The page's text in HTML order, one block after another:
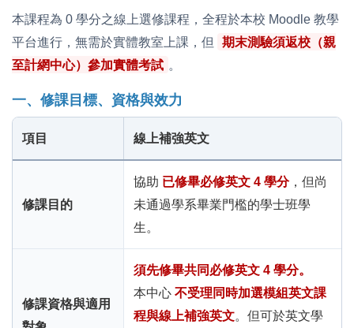
常見問題
本課程為 0 學分之線上選修課程，全程於本校 Moodle 教學
平台進行，無需於實體教室上課，但
期末測驗須返校（親
至計網中心）參加實體考試 。
一、修課目標、資格與效力
項目 線上補強英文
修課目的
協助 已修畢必修英文 4 學分，但尚
未通過學系畢業門檻的學士班學
生。
修課資格與適用
須先修畢共同必修英文 4 學分。
本中心 不受理同時加選模組英文課
程與線上補強英文。但可於英文學